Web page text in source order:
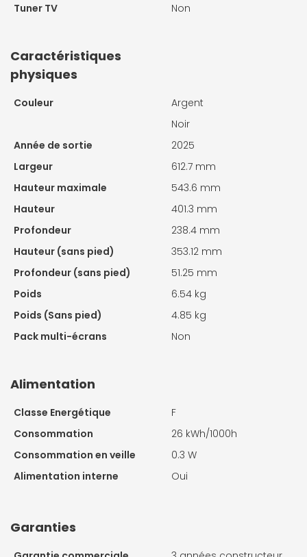
Tuner TV
Non
Caractéristiques
physiques
Couleur
Argent
Noir
Année de sortie
2025
Largeur
612.7 mm
Hauteur maximale
543.6 mm
Hauteur
401.3 mm
Profondeur
238.4 mm
Hauteur (sans pied)
353.12 mm
Profondeur (sans pied)
51.25 mm
Poids
6.54 kg
Poids (Sans pied)
4.85 kg
Pack multi-écrans
Non
Alimentation
Classe Energétique
F
Consommation
26 kWh/1000h
Consommation en veille
0.3 W
Alimentation interne
Oui
Garanties